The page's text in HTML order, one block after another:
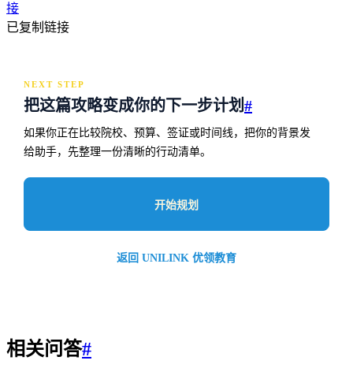
接
已复制链接
NEXT STEP
把这篇攻略变成你的下一步计划#
如果你正在比较院校、预算、签证或时间线，把你的背景发
给助手，先整理一份清晰的行动清单。
开始规划
返回 UNILINK 优领教育
相关问答#